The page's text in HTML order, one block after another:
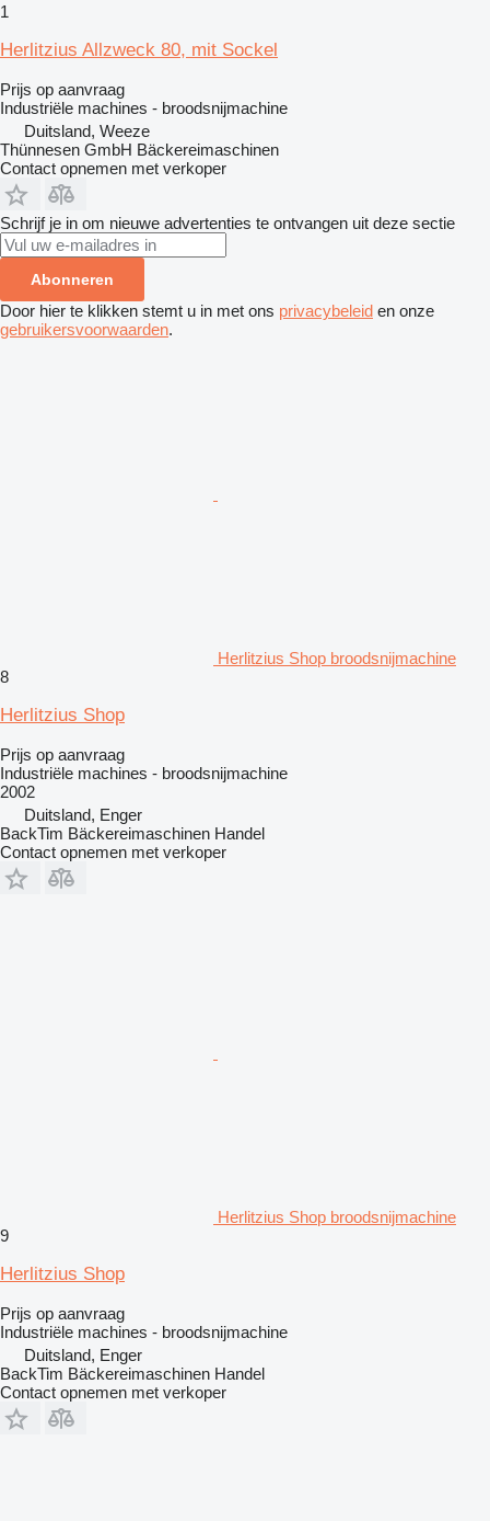
1
Herlitzius Allzweck 80, mit Sockel
Prijs op aanvraag
Industriële machines - broodsnijmachine
Duitsland, Weeze
Thünnesen GmbH Bäckereimaschinen
Contact opnemen met verkoper
Schrijf je in om nieuwe advertenties te ontvangen uit deze sectie
Abonneren
Door hier te klikken stemt u in met ons privacybeleid en onze
gebruikersvoorwaarden.
Herlitzius Shop broodsnijmachine
8
Herlitzius Shop
Prijs op aanvraag
Industriële machines - broodsnijmachine
2002
Duitsland, Enger
BackTim Bäckereimaschinen Handel
Contact opnemen met verkoper
Herlitzius Shop broodsnijmachine
9
Herlitzius Shop
Prijs op aanvraag
Industriële machines - broodsnijmachine
Duitsland, Enger
BackTim Bäckereimaschinen Handel
Contact opnemen met verkoper